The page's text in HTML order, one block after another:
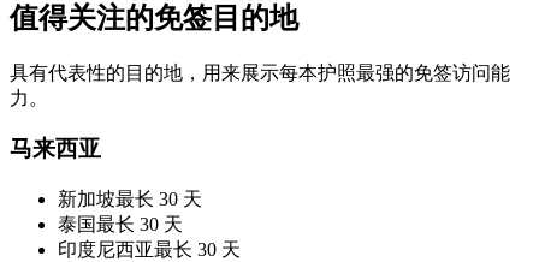
值得关注的免签目的地
具有代表性的目的地，用来展示每本护照最强的免签访问能
力。
马来西亚
新加坡最长 30 天
泰国最长 30 天
印度尼西亚最长 30 天